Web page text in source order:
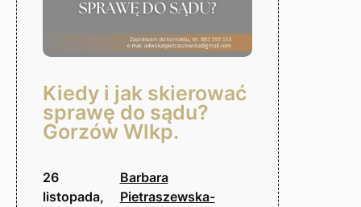
Kiedy i jak skierować
sprawę do sądu?
Gorzów Wlkp.
26
listopada,
Barbara
Pietraszewska-